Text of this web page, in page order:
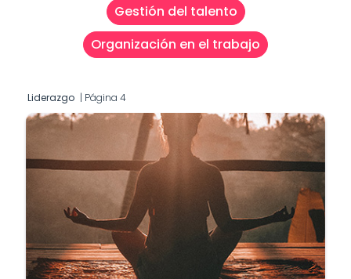
Gestión del talento
Organización en el trabajo
Liderazgo | Página 4